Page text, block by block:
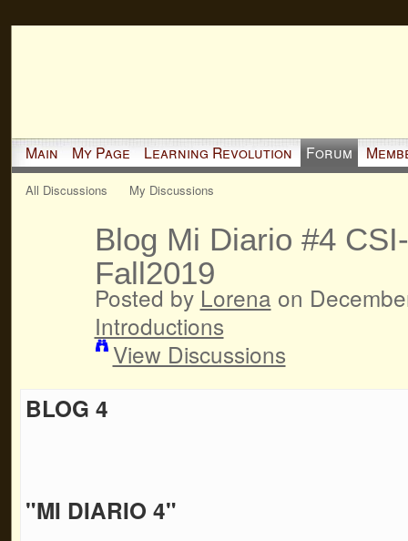
Main My Page Learning Revolution Forum
All Discussions My Discussions
Blog Mi Diario #4
Fall2019
Posted by Lorena on
Introductions
View Discussions
BLOG 4
"MI DIARIO 4"